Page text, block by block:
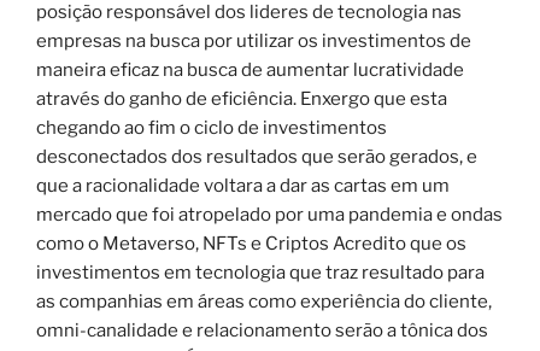
posição responsável dos lideres de tecnologia nas
empresas na busca por utilizar os investimentos de
maneira eficaz na busca de aumentar lucratividade
através do ganho de eficiência. Enxergo que esta
chegando ao fim o ciclo de investimentos
desconectados dos resultados que serão gerados, e
que a racionalidade voltara a dar as cartas em um
mercado que foi atropelado por uma pandemia e ondas
como o Metaverso, NFTs e Criptos Acredito que os
investimentos em tecnologia que traz resultado para
as companhias em áreas como experiência do cliente,
omni-canalidade e relacionamento serão a tônica dos